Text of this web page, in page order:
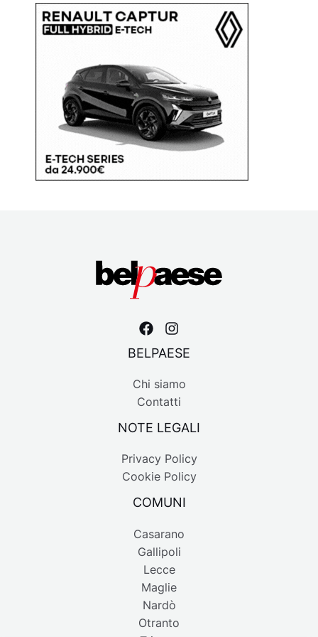
BELPAESE
Chi siamo
Contatti
NOTE LEGALI
Privacy Policy
Cookie Policy
COMUNI
Casarano
Gallipoli
Lecce
Maglie
Nardò
Otranto